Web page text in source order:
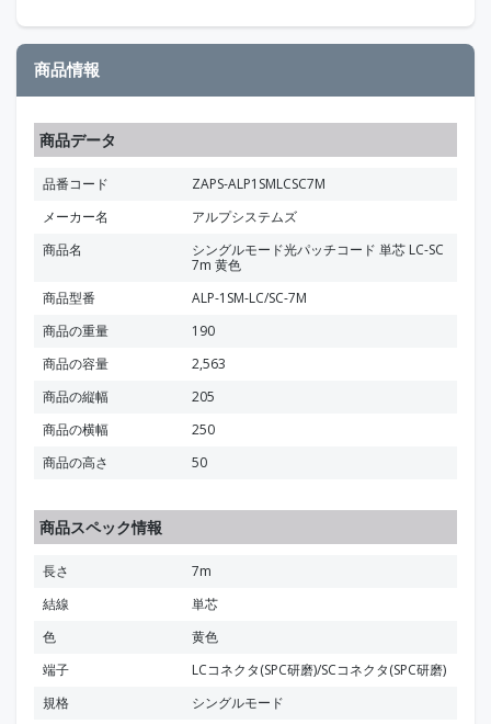
商品情報
商品データ
品番コード
ZAPS-ALP1SMLCSC7M
メーカー名
アルプシステムズ
商品名
シングルモード光パッチコード 単芯 LC-SC
7m 黄色
商品型番
ALP-1SM-LC/SC-7M
商品の重量
190
商品の容量
2,563
商品の縦幅
205
商品の横幅
250
商品の高さ
50
商品スペック情報
長さ
7m
結線
単芯
色
黄色
端子
LCコネクタ(SPC研磨)/SCコネクタ(SPC研磨)
規格
シングルモード